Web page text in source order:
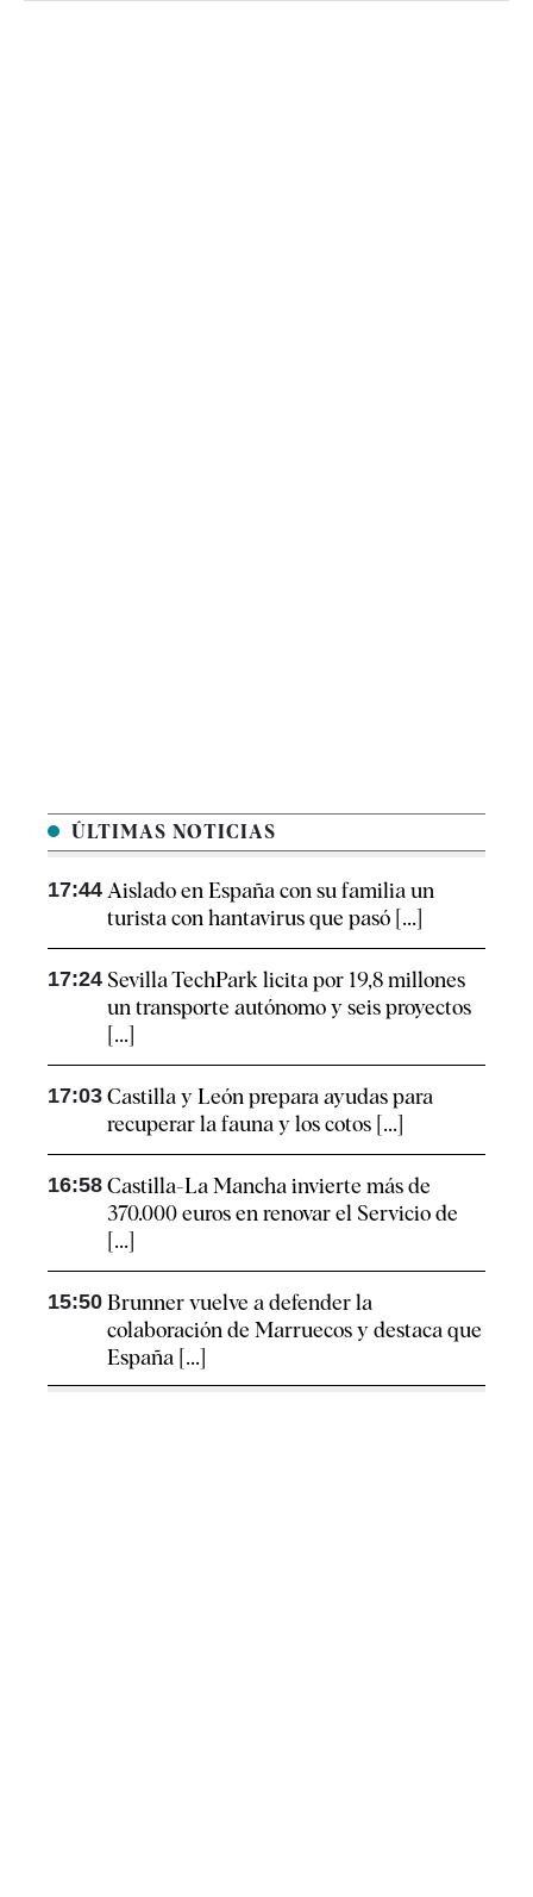
ÚLTIMAS NOTICIAS
17:44 Aislado en España con su familia un
turista con hantavirus que pasó [...]
17:24 Sevilla TechPark licita por 19,8 millones
un transporte autónomo y seis proyectos
[...]
17:03 Castilla y León prepara ayudas para
recuperar la fauna y los cotos [...]
16:58 Castilla-La Mancha invierte más de
370.000 euros en renovar el Servicio de
[...]
15:50 Brunner vuelve a defender la
colaboración de Marruecos y destaca que
España [...]